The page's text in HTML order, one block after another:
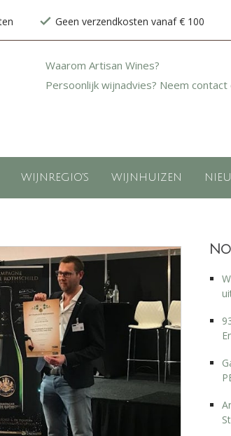
Geen verzendkosten vanaf € 100
Waarom Artisan Wines?
Persoonlijk wijnadvies? Neem contact
WIJNREGIO'S WIJNHUIZEN